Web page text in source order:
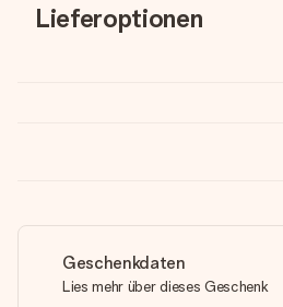
Lieferoptionen
Geschenkdaten
Lies mehr über dieses Geschenk